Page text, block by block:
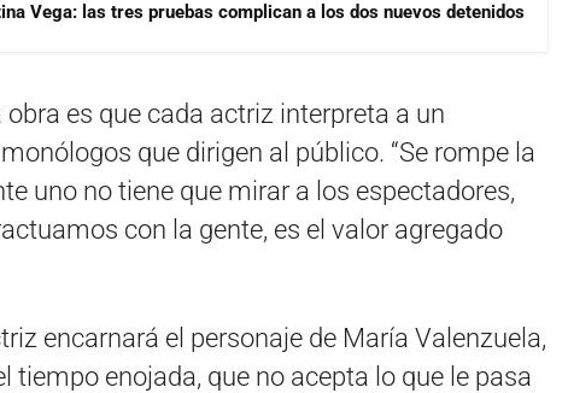
Vega: las tres pruebas complican a los dos nuevos detenidos
es que cada actriz interpreta a un
que dirigen al público. “Se rompe la
uno no tiene que mirar a los espectadores,
con la gente, es el valor agregado
encarnará el personaje de María Valenzuela,
tiempo enojada, que no acepta lo que le pasa